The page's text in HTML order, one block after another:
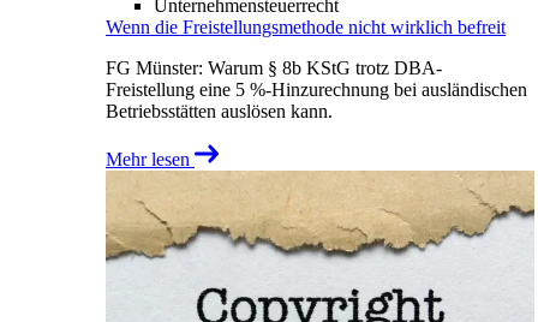
Unternehmensteuerrecht
Wenn die Freistellungsmethode nicht wirklich befreit
FG Münster: Warum § 8b KStG trotz DBA-
Freistellung eine 5 %-Hinzurechnung bei ausländischen
Betriebsstätten auslösen kann.
Mehr lesen